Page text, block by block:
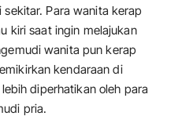
Para wanita kerap
kiri saat ingin melajukan
wanita pun kerap
kendaraan di
diperhatikan oleh para
pria.